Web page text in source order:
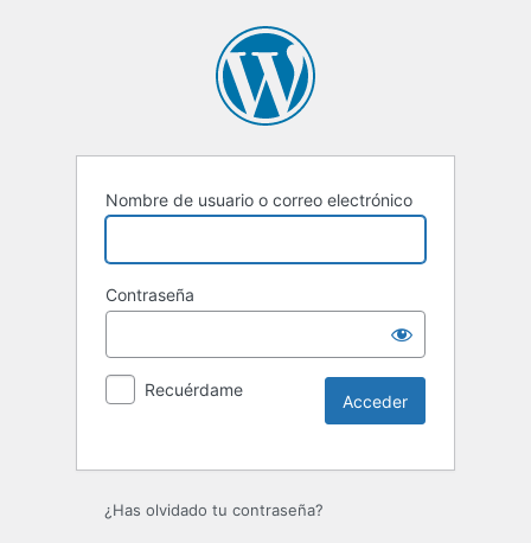
Nombre de usuario o correo electrónico
Contraseña
Recuérdame
¿Has olvidado tu contraseña?